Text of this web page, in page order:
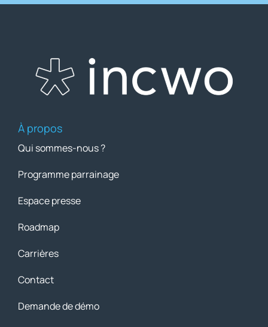
À propos
Qui sommes-nous ?
Programme parrainage
Espace presse
Roadmap
Carrières
Contact
Demande de démo